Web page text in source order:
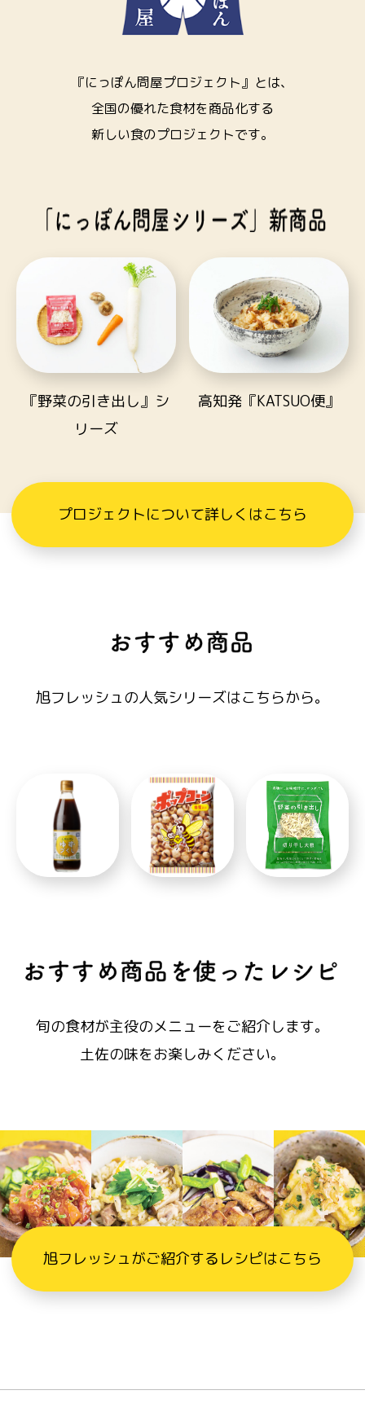
『にっぽん問屋プロジェクト』とは、
全国の優れた食材を商品化する
新しい食のプロジェクトです。
『野菜の引き出し』シ
リーズ
高知発『KATSUO便』
プロジェクトについて詳しくはこちら
旭フレッシュの人気シリーズはこちらから。
旬の食材が主役のメニューをご紹介します。
土佐の味をお楽しみください。
旭フレッシュがご紹介するレシピはこちら